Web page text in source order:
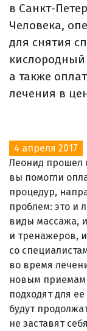
в Санкт-
Человека,
для снятия
кислородный
а также
лечения в
4 апреля 2017
Леонид прошел
вы помогли
процедур,
проблем: это и
виды массажа,
и тренажеров,
со
во время
новым приемам
подходят для
будут
не заставят